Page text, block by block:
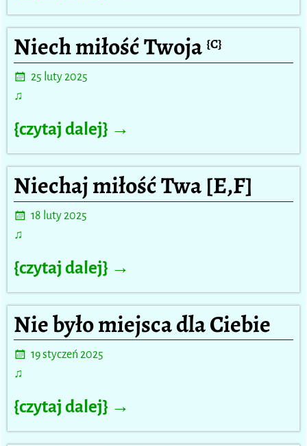
Niech miłość Twoja{C}
25 luty 2025
♫
{czytaj dalej} →
Niechaj miłość Twa [E,F]
18 luty 2025
♫
{czytaj dalej} →
Nie było miejsca dla Ciebie
19 styczeń 2025
♫
{czytaj dalej} →